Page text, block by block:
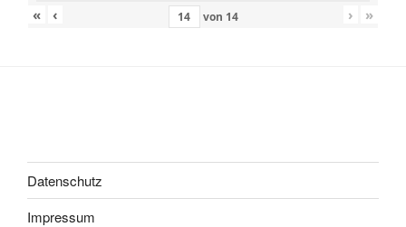
«
‹ von 14 › »
Datenschutz
Impressum